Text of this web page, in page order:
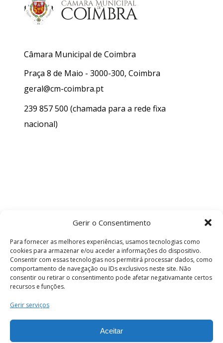
Gerir o Consentimento
Para fornecer as melhores experiências, usamos tecnologias como
cookies para armazenar e/ou aceder a informações do dispositivo.
Consentir com essas tecnologias nos permitirá processar dados, como
comportamento de navegação ou IDs exclusivos neste site. Não
consentir ou retirar o consentimento pode afetar negativamante certos
recursos e funções.
Gerir serviços
Aceitar
Câmara Municipal de Coimbra
Praça 8 de Maio - 3000-300, Coimbra
geral@cm-coimbra.pt
239 857 500 (chamada para a rede fixa
nacional)
Termos e Condições